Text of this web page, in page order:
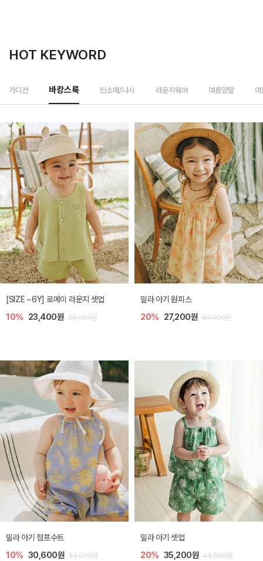
HOT KEYWORD
가디건 바캉스룩 민소매/나시 라운지웨어 여름양말
엘리오 아기 블라우스
20% 21,600원 27,000원
엘로디 니트 아기 뷔스티에
20% 21,600원 27,000원
토닉 아기 민소매 티셔츠
20% 11,200원 14,000원
베티 니트 아기 민소매 티셔츠
10% 24,300원 27,000원